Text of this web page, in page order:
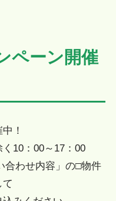
ペーン開催
！
10：00～17：00
合わせ内容」の□物件
て